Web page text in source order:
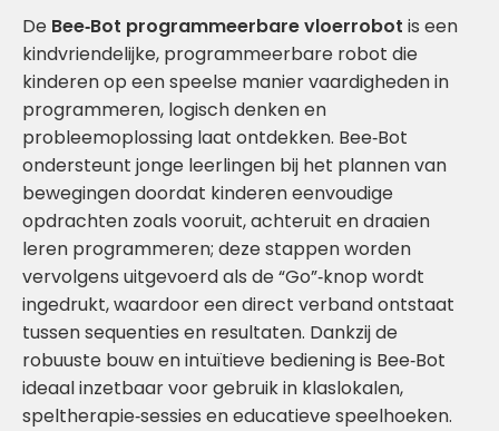
De Bee‑Bot programmeerbare vloerrobot is een
kindvriendelijke, programmeerbare robot die
kinderen op een speelse manier vaardigheden in
programmeren, logisch denken en
probleemoplossing laat ontdekken. Bee‑Bot
ondersteunt jonge leerlingen bij het plannen van
bewegingen doordat kinderen eenvoudige
opdrachten zoals vooruit, achteruit en draaien
leren programmeren; deze stappen worden
vervolgens uitgevoerd als de “Go”‑knop wordt
ingedrukt, waardoor een direct verband ontstaat
tussen sequenties en resultaten. Dankzij de
robuuste bouw en intuïtieve bediening is Bee‑Bot
ideaal inzetbaar voor gebruik in klaslokalen,
speltherapie‑sessies en educatieve speelhoeken.